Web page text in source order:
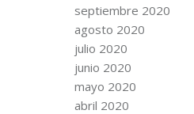
septiembre 2020
agosto 2020
julio 2020
junio 2020
mayo 2020
abril 2020